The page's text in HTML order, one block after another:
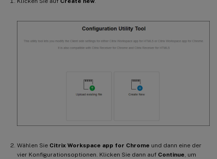
Wählen Sie Citrix Workspace app for Chrome und dann eine der
vier Konfigurationsoptionen. Klicken Sie dann auf Continue, um